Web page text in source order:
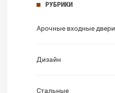
РУБРИКИ
Арочные входные двери
Дизайн
Стальные